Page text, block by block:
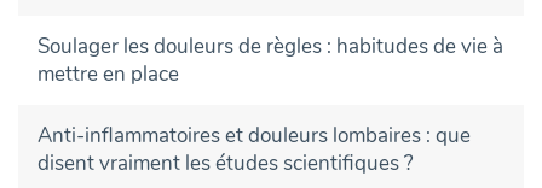
Soulager les douleurs de règles : habitudes de vie à
mettre en place
Anti-inflammatoires et douleurs lombaires : que
disent vraiment les études scientifiques ?